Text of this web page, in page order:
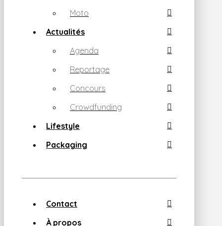
Moto
Actualités
Agenda
Reportage
Concours
Crowdfunding
Lifestyle
Packaging
Contact
À propos